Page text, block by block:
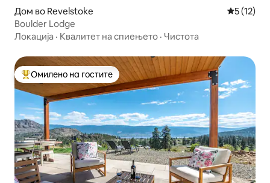
Дом во Revelstoke
5 (12)
Boulder Lodge
Локација · Квалитет на спиењето · Чистота
Меѓу најуспешните „Омилени на гостите“
Омилено на гостите